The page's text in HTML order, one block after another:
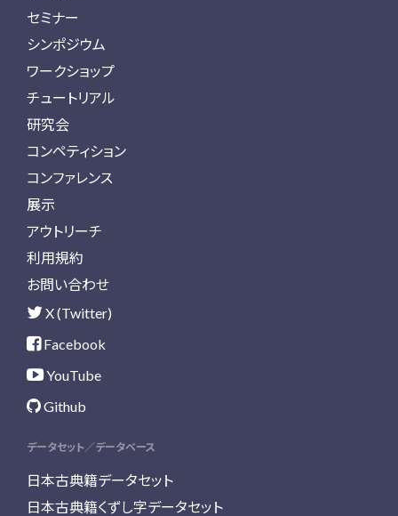
セミナー
シンポジウム
ワークショップ
チュートリアル
研究会
コンペティション
コンファレンス
展示
アウトリーチ
利用規約
お問い合わせ
X (Twitter)
Facebook
YouTube
Github
データセット／データベース
日本古典籍データセット
日本古典籍くずし字データセット